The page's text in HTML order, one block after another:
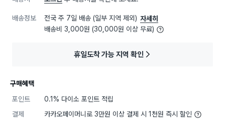
배송정보 전국 주 7일 배송 (일부 지역 제외) 자세히
배송비 3,000원 (30,000원 이상 무료)
휴일도착 가능 지역 확인
구매혜택
포인트
0.1% 다이소 포인트 적립
결제
카카오페이머니로 3만원 이상 결제 시 1천원 즉시 할인